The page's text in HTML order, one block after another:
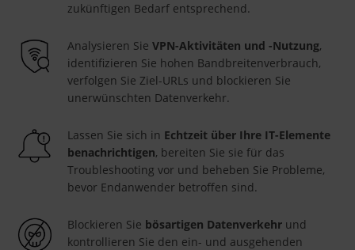
zukünftigen Bedarf entsprechend.
Analysieren Sie VPN-Aktivitäten und -Nutzung,
identifizieren Sie hohen Bandbreitenverbrauch,
verfolgen Sie Ziel-URLs und blockieren Sie
unerwünschten Datenverkehr.
Lassen Sie sich in Echtzeit über Ihre IT-Elemente
benachrichtigen, bereiten Sie sie für das
Troubleshooting vor und beheben Sie Probleme,
bevor Endanwender betroffen sind.
Blockieren Sie bösartigen Datenverkehr und
kontrollieren Sie den ein- und ausgehenden